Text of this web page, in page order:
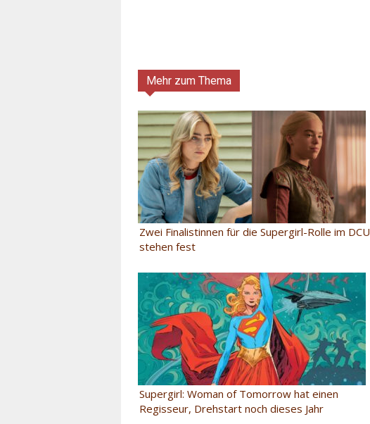
Mehr zum Thema
Zwei Finalistinnen für die Supergirl-Rolle im DCU
stehen fest
Supergirl: Woman of Tomorrow hat einen
Regisseur, Drehstart noch dieses Jahr